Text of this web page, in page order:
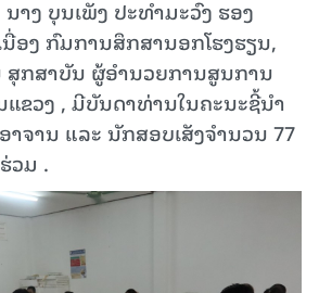
າງ ບຸນເພັງ ປະທໍາມະວົງ ຮອງ
ງ ກົມການສຶກສານອກໂຮງຮຽນ,
ສຸກສາບັນ ຜູ້ອໍານວຍການສູນການ
ແຂວງ , ມີບັນດາທ່ານໃນຄະນະຊີ້ນໍາ
ຈານ ແລະ ນັກສອບເສັງຈໍານວນ 77
ວມ .